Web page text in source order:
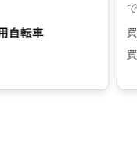
自転車